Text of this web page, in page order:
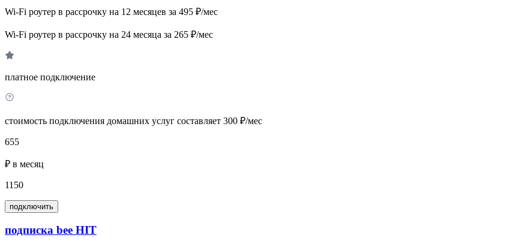
Wi-Fi роутер в рассрочку на 12 месяцев за 495 ₽/мес
Wi-Fi роутер в рассрочку на 24 месяца за 265 ₽/мес
платное подключение
стоимость подключения домашних услуг составляет 300 ₽/мес
655
₽ в месяц
1150
подключить
подписка bee HIT